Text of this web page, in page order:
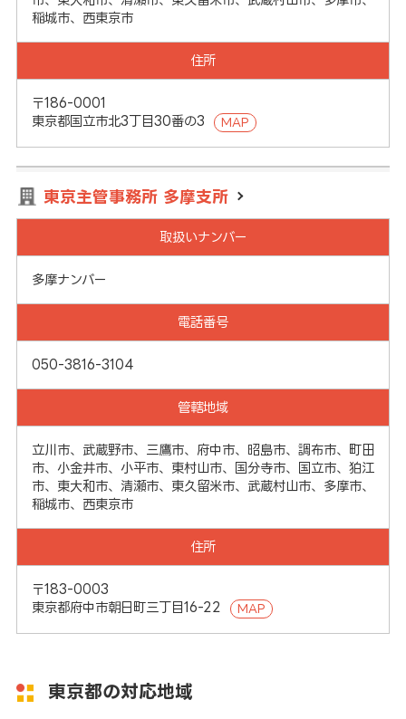
稲城市、西東京市
住所
〒186-0001
東京都国立市北3丁目30番の3
MAP
東京主管事務所 多摩支所
取扱いナンバー
多摩ナンバー
電話番号
050-3816-3104
管轄地域
立川市、武蔵野市、三鷹市、府中市、昭島市、調布市、町田
市、小金井市、小平市、東村山市、国分寺市、国立市、狛江
市、東大和市、清瀬市、東久留米市、武蔵村山市、多摩市、
稲城市、西東京市
住所
〒183-0003
東京都府中市朝日町三丁目16-22
MAP
東京都の対応地域